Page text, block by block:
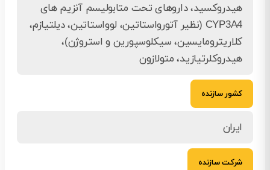
هیدروکسید، داروهای تحت متابولیسم آنزیم های
CYP3A4 (نظیر آتورواستاتین، لوواستاتین، دیلتیازم،
کلاریترومایسین، سیکلوسپورین و استروژن)،
هیدروکلرتیازید، متولازون
کشور سازنده
ایران
شرکت سازنده